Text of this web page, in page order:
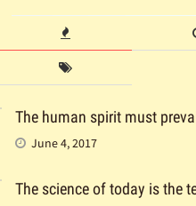
The human spirit must
June 4, 2017
The science of today is the